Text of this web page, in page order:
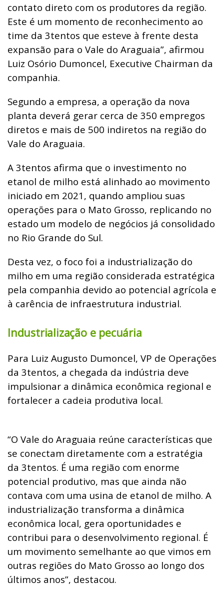
contato direto com os produtores da região.
Este é um momento de reconhecimento ao
time da 3tentos que esteve à frente desta
expansão para o Vale do Araguaia”, afirmou
Luiz Osório Dumoncel, Executive Chairman da
companhia.
Segundo a empresa, a operação da nova
planta deverá gerar cerca de 350 empregos
diretos e mais de 500 indiretos na região do
Vale do Araguaia.
A 3tentos afirma que o investimento no
etanol de milho está alinhado ao movimento
iniciado em 2021, quando ampliou suas
operações para o Mato Grosso, replicando no
estado um modelo de negócios já consolidado
no Rio Grande do Sul.
Desta vez, o foco foi a industrialização do
milho em uma região considerada estratégica
pela companhia devido ao potencial agrícola e
à carência de infraestrutura industrial.
Industrialização e pecuária
Para Luiz Augusto Dumoncel, VP de Operações
da 3tentos, a chegada da indústria deve
impulsionar a dinâmica econômica regional e
fortalecer a cadeia produtiva local.
“O Vale do Araguaia reúne características que
se conectam diretamente com a estratégia
da 3tentos. É uma região com enorme
potencial produtivo, mas que ainda não
contava com uma usina de etanol de milho. A
industrialização transforma a dinâmica
econômica local, gera oportunidades e
contribui para o desenvolvimento regional. É
um movimento semelhante ao que vimos em
outras regiões do Mato Grosso ao longo dos
últimos anos”, destacou.